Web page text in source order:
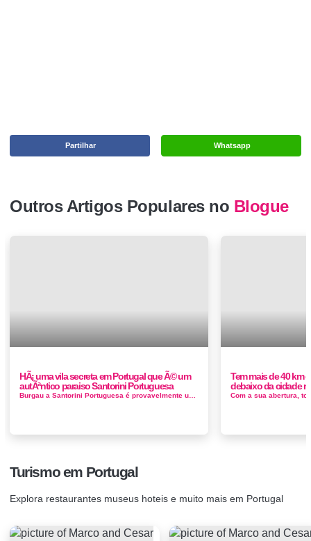
Whatsapp
Partilhar
Outros Artigos Populares no Blogue
HÃ¡ uma vila secreta em Portugal que Ã© um
autÃªntico paraiso Santorini Portuguesa
Burgau a Santorini Portuguesa é provavelmente uma das vilas mais segretas da Costa Vicentina, cheia de casas pintadas de branco e azul, o desti...
Tem mais de 40 km
debaixo da cidade
Turismo em Portugal
Explora restaurantes museus hoteis e muito mais em Portugal